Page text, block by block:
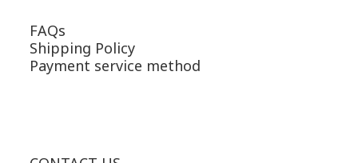
FAQs
Shipping Policy
Payment service method